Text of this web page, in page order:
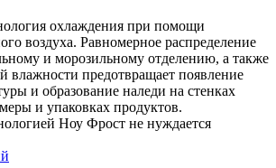
охлаждения при помощи
воздуха. Равномерное распределение
и морозильному отделению, а также
влажности предотвращает появление
и образование наледи на стенках
и упаковках продуктов.
Ноу Фрост не нуждается